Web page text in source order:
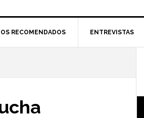
RECOMENDADOS ENTREVISTAS